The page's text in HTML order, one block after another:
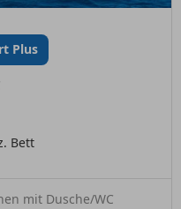
Plus
Bett
mit Dusche/WC